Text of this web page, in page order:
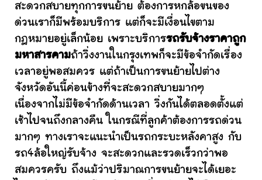
สะดวกสบายทุกการขนย้าย ต้องการหกล้อขนของ
ด่วนเราก็มีพร้อมบริการ แต่ก็จะมีเงื่อนไขตาม
กฎหมายอยู่เล็กน้อย เพราะบริการรถรับจ้างราคาถูก
มหาสารคามถ้าวิ่งงานในกรุงเทพก็จะมีข้อจำกัดเรื่อง
เวลาอยู่พอสมควร แต่ถ้าเป็นการขนย้ายไปต่าง
จังหวัดอันนี้ค่อนข้างที่จะสะดวกสบายมากๆ
เนื่องจากไม่มีข้อจำกัดด้านเวลา วิ่งกันได้ตลอดตั้งแต่
เช้าไปจนถึงกลางคืน ในกรณีที่ลูกค้าต้องการรถด่วน
มากๆ ทางเราจะแนะนำเป็นรถกระบะหลังคาสูง กับ
รถ4ล้อใหญ่รับจ้าง จะสะดวกและรวดเร็วกว่าพอ
สมควรครับ ถึงแม้ว่าปริมาณการขนย้ายจะได้เยอะ